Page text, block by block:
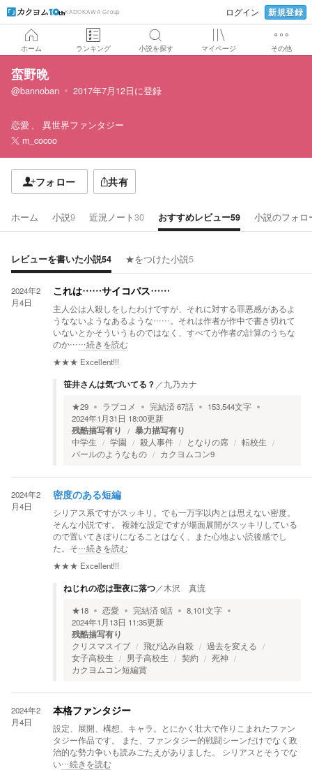
KADOKAWA Group ログイン 新規登録
ホーム ランキング 小説を探す マイページ その他
蛮野晩
@bannoban 2017年7月12日に登録
恋愛
異世界ファンタジー
m_cocoo
フォロー 共有
ホーム 小説9 近況ノート30 おすすめレビュー59 小説のフォロ
レビューを書いた小説54 ★をつけた小説5
2024年2
月4日
これは……サイコパス……
主人公は人殺しをしたわけですが、それに対する罪悪感があるよ
うなないようなあるような……。それは作者が作中で書き切れて
いないとかそういうものではなく、すべてが作者の計算のうちな
のか……続きを読む
★★★ Excellent!!!
笹井さんは気づいてる？ ／九乃カナ
★29 ラブコメ 完結済67話 153,544文字
2024年1月31日 18:00更新
残酷描写有り 暴力描写有り
中学生 学園 殺人事件 となりの席
転校生
バールのようなもの
カクヨムコン9
2024年2
月4日
密度のある短編
シリアス系ですがスッキリ。でも一万字以内とは思えない密度。
そんな小説です。 複雑な設定ですが場面展開がスッキリしている
ので置いてきぼりになることはなく、また心地よい読後感でし
た。そ…続きを読む
★★★ Excellent!!!
ねじれの恋は聖夜に落つ／木沢 真流
★18 恋愛 完結済9話 8,101文字
2024年1月13日 11:35更新
残酷描写有り
クリスマスイブ 飛び込み自殺
過去を変える
女子高校生
男子高校生 契約
死神
カクヨムコン短編賞
2024年2
月4日
本格ファンタジー
設定、展開、構想、キャラ。とにかく壮大で作りこまれたファン
タジー作品です。 また、ファンタジー的戦闘シーンだけでなく政
治的な勢力争いも読みごたえがありました。 シリアスとそうでな
い…続きを読む